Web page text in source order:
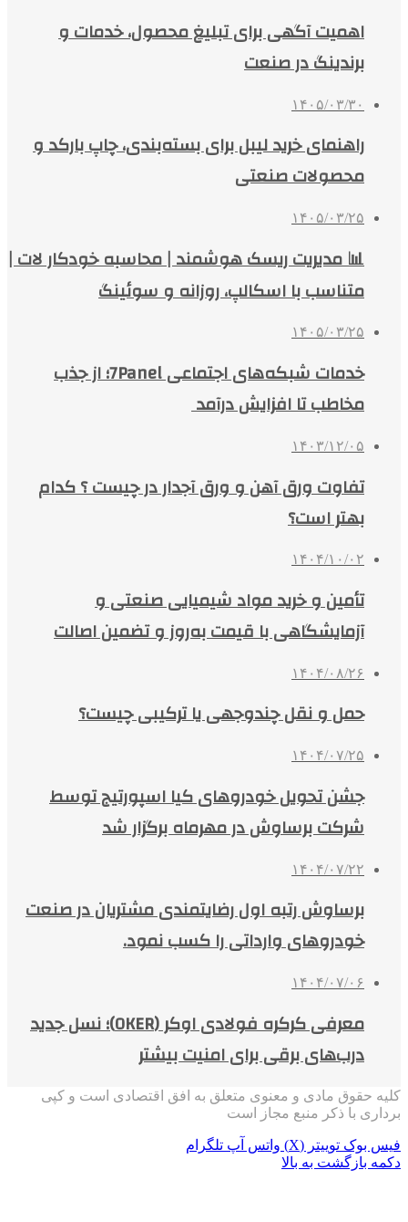
اهمیت آگهی برای تبلیغ محصول، خدمات و
برندینگ در صنعت
۱۴۰۵/۰۳/۳۰
راهنمای خرید لیبل برای بسته‌بندی، چاپ بارکد و
محصولات صنعتی
۱۴۰۵/۰۳/۲۵
📊 مدیریت ریسک هوشمند | محاسبه خودکار لات |
متناسب با اسکالپ، روزانه و سوئینگ
۱۴۰۵/۰۳/۲۵
خدمات شبکه‌های اجتماعی 7Panel؛ از جذب
مخاطب تا افزایش درآمد
۱۴۰۳/۱۲/۰۵
تفاوت ورق آهن و ورق آجدار در چیست ؟ کدام
بهتر است؟
۱۴۰۴/۱۰/۰۲
تأمین و خرید مواد شیمیایی صنعتی و
آزمایشگاهی با قیمت به‌روز و تضمین اصالت
۱۴۰۴/۰۸/۲۶
حمل و نقل چندوجهی یا ترکیبی چیست؟
۱۴۰۴/۰۷/۲۵
جشن تحویل خودروهای کیا اسپورتیج توسط
شرکت برساوش در مهرماه برگزار شد
۱۴۰۴/۰۷/۲۲
برساوش رتبه اول رضایتمندی مشتریان در صنعت
خودروهای وارداتی را کسب نمود.
۱۴۰۴/۰۷/۰۶
معرفی کرکره فولادی اوکر (OKER)؛ نسل جدید
درب‌های برقی برای امنیت بیشتر
کلیه حقوق مادی و معنوی متعلق به افق اقتصادی است و کپی
برداری با ذکر منبع مجاز است
فیس بوک توییتر (X) واتس آپ تلگرام
دکمه بازگشت به بالا